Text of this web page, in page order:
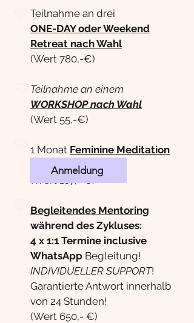
Teilnahme an drei
ONE-DAY oder Weekend
Retreat nach Wahl
(Wert 780,-€)
Teilnahme an einem
WORKSHOPnach Wahl
(Wert 55,-€)
1 Monat Feminine Meditation
Yoga
(Wert 107,- €)
Begleitendes Mentoring
während des Zykluses:
4 x 1:1 Termine inclusive
WhatsApp Begleitung!
INDIVIDUELLER SUPPORT!
Garantierte Antwort innerhalb
von 24 Stunden!
(Wert 650,- €)
Anmeldung